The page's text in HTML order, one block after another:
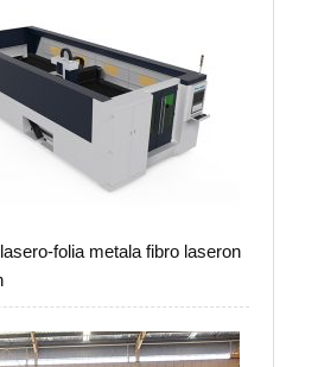
folia metala fibro laseron